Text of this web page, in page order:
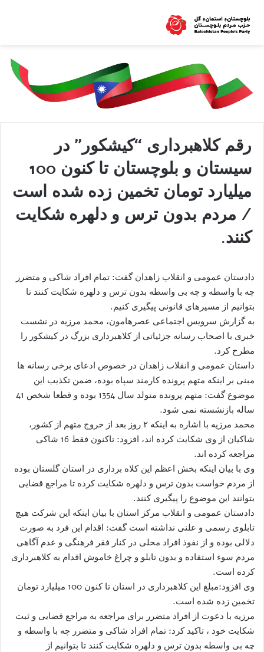
رقم کلاهبرداری “کیشکور” در
سیستان و بلوچستان تا کنون 100
میلیارد تومان تخمین زده شده است
/ مردم بدون ترس و دلهره شکایت
کنند.
دادستان عمومی و انقلاب زاهدان گفت: تمام افراد شاکی و متضرر
چه با واسطه و چه بی واسطه بدون ترس و دلهره شکایت کنند تا
بتوانیم از مسیرهای قانونی پیگیری کنیم.
به گزارش سرویس اجتماعی عصرهامون، محمد مرزیه در نشست
خبری با اصحاب رسانه جزئیاتی از کلاهبرداری بزرگ در کیشکور را
مطرح کرد.
داستان عمومی و انقلاب زاهدان در خصوص ادعای برخی رسانه ها
مبنی بر اینکه متهم پرونده کارمند سپاه بوده، ضمن تکذیب این
موضوع گفت: متهم پرونده متولد سال 1354 بوده و قطعا شخص 41
ساله بازنشسته نمی شود.
محمد مرزیه با اشاره به اینکه ۲ روز بعد از خروج متهم از کشور،
شاکیان از وی شکایت کرده اند، افزود: تاکنون فقط 16 شاکی
مراجعه کرده اند.
وی با بیان اینکه بخش اعظم این کلاه برداری در استان گلستان بوده
از مردم خواست بدون ترس و دلهره شکایت کرده تا مراجع قضایی
بتوانند این موضوع را پیگیری کنند.
دادستان عمومی و انقلاب مرکز استان با بیان اینکه این شرکت هیچ
تابلوی رسمی و علنی نداشته است گفت: اقدام این فرد به صورت
دلالی بوده و از نفوذ افراد محلی در کنار فقر فرهنگی و عدم آگاهی
مردم سوء استفاده و بدون تابلو و چراغ خاموش اقدام به کلاهبرداری
کرده است.
وی افزود:مبلغ این کلاهبرداری در استان تا کنون 100 میلیارد تومان
تخمین زده شده است.
مرزیه با دعوت از افراد متضرر برای مراجعه به مراجع قضایی و ثبت
شکایت خود ، تاکید کرد: تمام افراد شاکی و متضرر چه با واسطه و
چه بی واسطه بدون ترس و دلهره شکایت کنند تا بتوانیم از